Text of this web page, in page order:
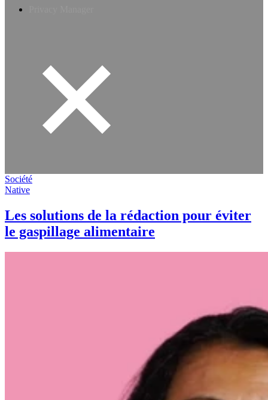
Société
Native
Les solutions de la rédaction pour éviter
le gaspillage alimentaire